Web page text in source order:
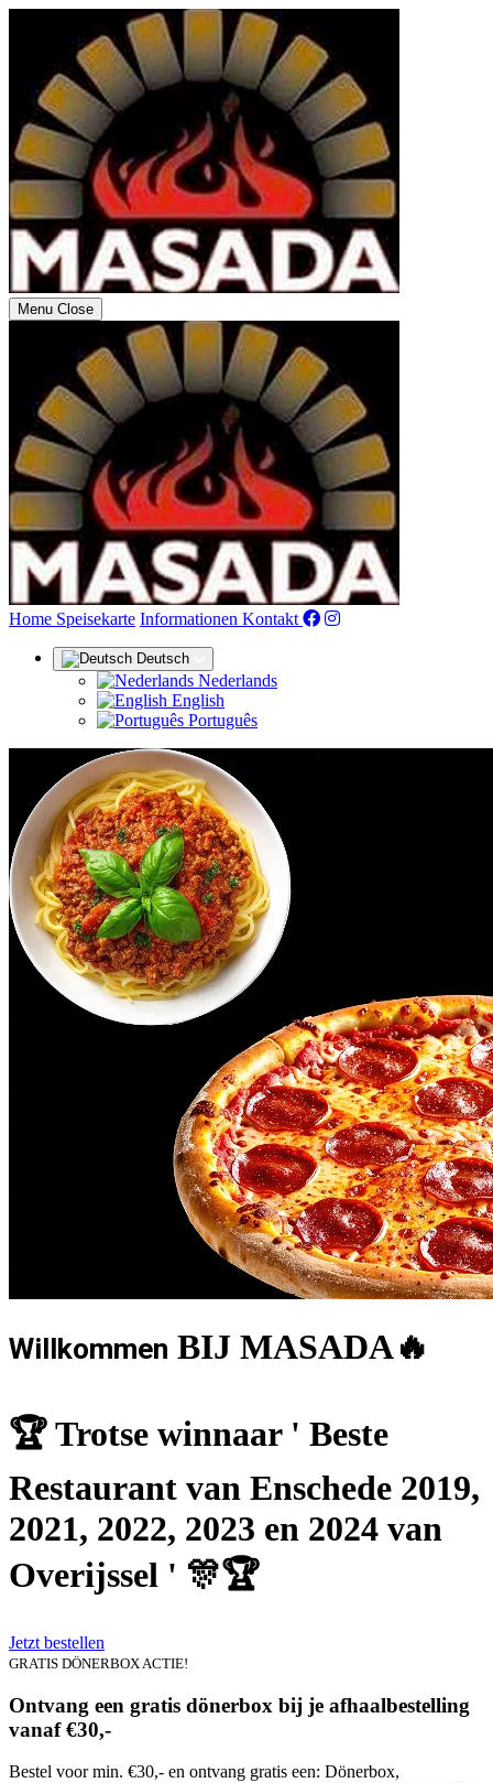
Menu Close
Home (aktuell)
Speisekarte Informationen Kontakt
Deutsch
Nederlands
English
Português
Willkommen BIJ MASADA🔥
🏆 Trotse winnaar ' Beste
Restaurant van Enschede 2019,
2021, 2022, 2023 en 2024 van
Overijssel ' 🎊🏆
Jetzt bestellen
GRATIS DÖNERBOX ACTIE!
Ontvang een gratis dönerbox bij je afhaalbestelling
vanaf €30,-
Bestel voor min. €30,- en ontvang gratis een: Dönerbox,